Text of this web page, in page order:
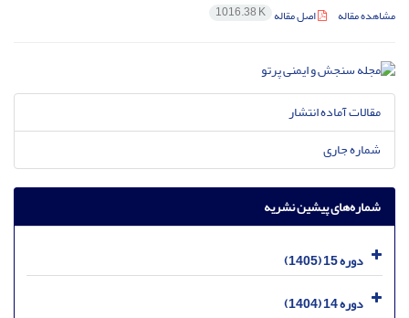
مشاهده مقاله اصل مقاله 1016.38 K
مقالات آماده انتشار
شماره جاری
شماره‌های پیشین نشریه
دوره 15 (1405)
دوره 14 (1404)